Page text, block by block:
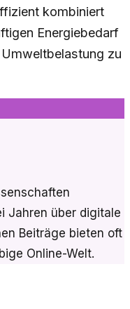
kombiniert
Energiebedarf
zu
Jahren über digitale
Beiträge bieten oft
Online-Welt.